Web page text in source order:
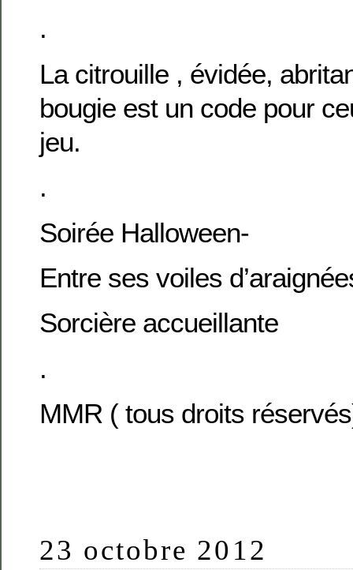
.
La citrouille , évidée,
bougie est un code pour
jeu.
.
Soirée Halloween-
Entre ses voiles
Sorcière accueillante
.
MMR ( tous droits
23 octobre 2012